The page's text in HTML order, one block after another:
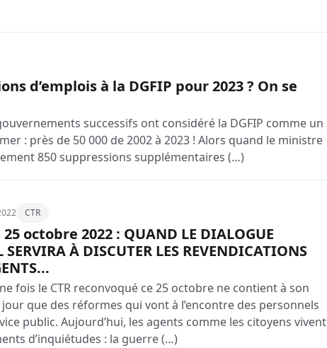
d’emplois à la DGFIP pour 2023 ? On se
successifs ont considéré la DGFIP comme un
: près de 50 000 de 2002 à 2023 ! Alors quand le ministre
850 suppressions supplémentaires (…)
CTR
25 octobre 2022 : QUAND LE DIALOGUE
SERVIRA À DISCUTER LES REVENDICATIONS
fois le CTR reconvoqué ce 25 octobre ne contient à son
que des réformes qui vont à l’encontre des personnels
public. Aujourd’hui, les agents comme les citoyens vivent
d’inquiétudes : la guerre (…)